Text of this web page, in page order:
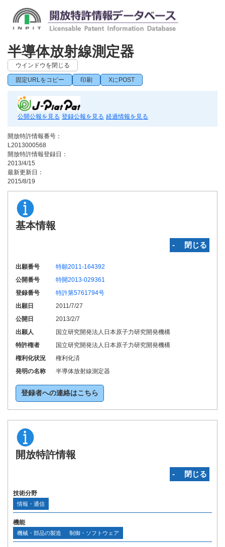
半導体放射線測定器
ウインドウを閉じる
固定URLをコピー 印刷 XにPOST
公開公報を見る 登録公報を見る 経過情報を見る
開放特許情報番号：
L2013000568
開放特許情報登録日：
2013/4/15
最新更新日：
2015/8/19
基本情報
‐ 閉じる
出願番号
特願2011-164392
公開番号
特開2013-029361
登録番号
特許第5761794号
出願日
2011/7/27
公開日
2013/2/7
出願人
国立研究開発法人日本原子力研究開発機構
特許権者
国立研究開発法人日本原子力研究開発機構
権利化状況
権利化済
発明の名称
半導体放射線測定器
登録者への連絡はこちら
開放特許情報
‐ 閉じる
技術分野
情報・通信
機能
機械・部品の製造 制御・ソフトウェア